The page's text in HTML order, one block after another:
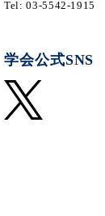
Tel: 03-5542-1915
学会公式SNS